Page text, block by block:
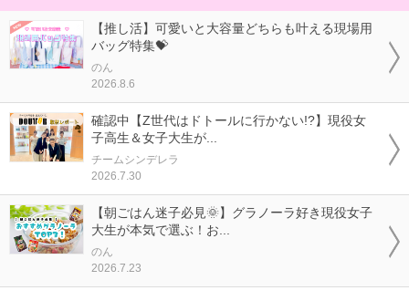
【推し活】可愛いと大容量どちらも叶える現場用
バッグ特集💝
のん
2026.8.6
確認中【Z世代はドトールに行かない!?】現役女
子高生＆女子大生が...
チームシンデレラ
2026.7.30
【朝ごはん迷子必見🌞】グラノーラ好き現役女子
大生が本気で選ぶ！お...
のん
2026.7.23